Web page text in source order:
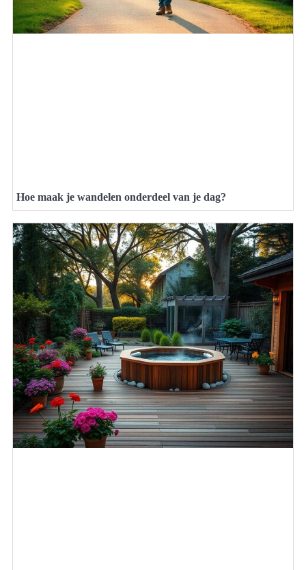
Hoe maak je wandelen onderdeel van je dag?